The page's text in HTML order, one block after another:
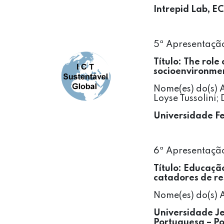
Intrepid Lab,
5ª
Título: The role
Nome(es) do(s)
Loyse
Universidade
6ª
Título:
catadores de
Nome(es)
Universidade